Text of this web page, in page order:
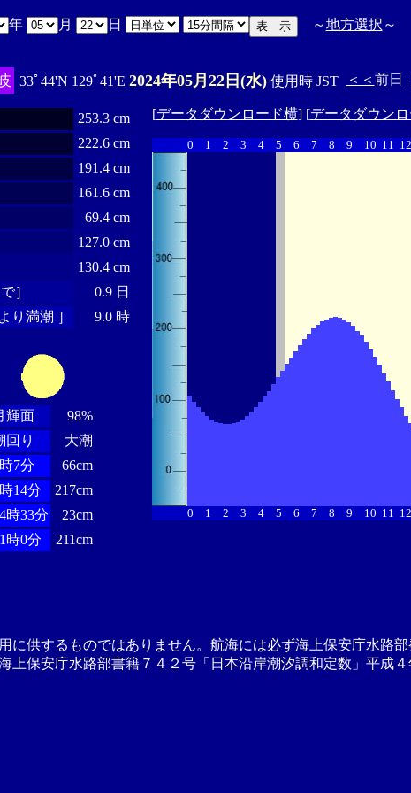
年 月 日 ～地方選択 ～
33ﾟ44'N 129ﾟ41'E 2024年05月22日(水)使用時 JST ＜＜ 前日
253.3 cm
222.6 cm
191.4 cm
161.6 cm
69.4 cm
127.0 cm
130.4 cm
］
0.9 日
り満潮 ］
9.0 時
輝面
98%
回り
大潮
7分
66cm
14分
217cm
時33分
23cm
時0分
211cm
[データダウンロード横] [データダウン
0 1 2 3 4 5 6 7 8 9 10 11 12
0 1 2 3 4 5 6 7 8 9 10 11 12
に供するものではありません。航海には必ず海上保安庁水路部
上保安庁水路部書籍７４２号「日本沿岸潮汐調和定数」平成４